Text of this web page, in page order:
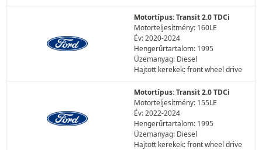
Motortípus: Transit 2.0 TDCi
Motorteljesítmény: 160LE
Év: 2020-2024
Hengerűrtartalom: 1995
Üzemanyag: Diesel
Hajtott kerekek: front wheel drive
Motortípus: Transit 2.0 TDCi
Motorteljesítmény: 155LE
Év: 2022-2024
Hengerűrtartalom: 1995
Üzemanyag: Diesel
Hajtott kerekek: front wheel drive